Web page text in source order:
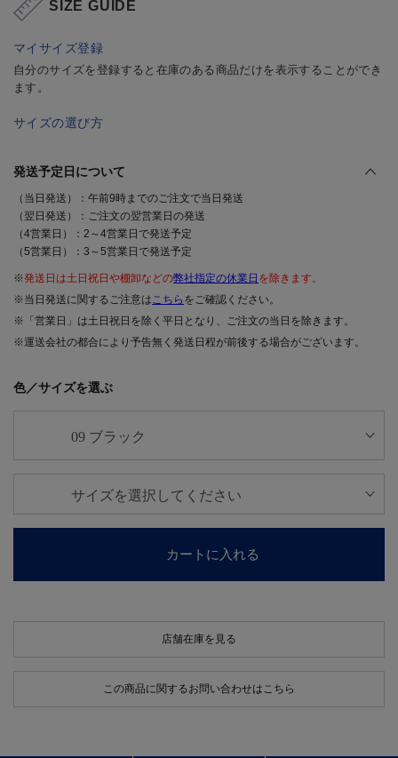
SIZE GUIDE
マイサイズ登録
自分のサイズを登録すると在庫のある商品だけを表示することができ
ます。
サイズの選び方
発送予定日について
（当日発送）：午前9時までのご注文で当日発送
（翌日発送）：ご注文の翌営業日の発送
（4営業日）：2～4営業日で発送予定
（5営業日）：3～5営業日で発送予定
※発送日は土日祝日や棚卸などの弊社指定の休業日 を除きます。
※当日発送に関するご注意はこちら をご確認ください。
※「営業日」は土日祝日を除く平日となり、ご注文の当日を除きます。
※運送会社の都合により予告無く発送日程が前後する場合がございます。
色／サイズを選ぶ
カートに入れる
店舗在庫を見る
この商品に関するお問い合わせはこちら